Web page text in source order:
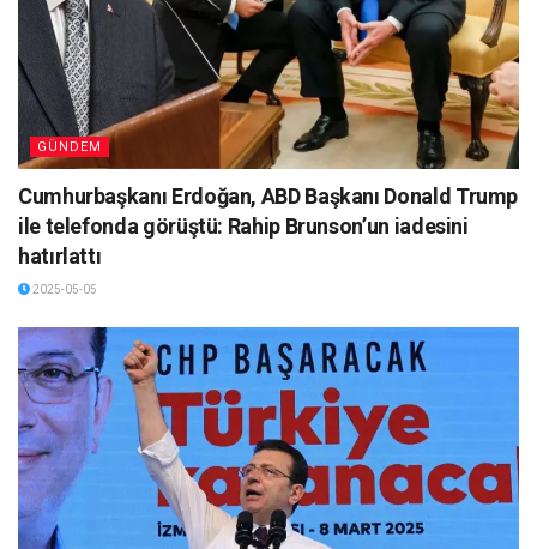
GÜNDEM
Cumhurbaşkanı Erdoğan, ABD Başkanı Donald Trump
ile telefonda görüştü: Rahip Brunson’un iadesini
hatırlattı
2025-05-05